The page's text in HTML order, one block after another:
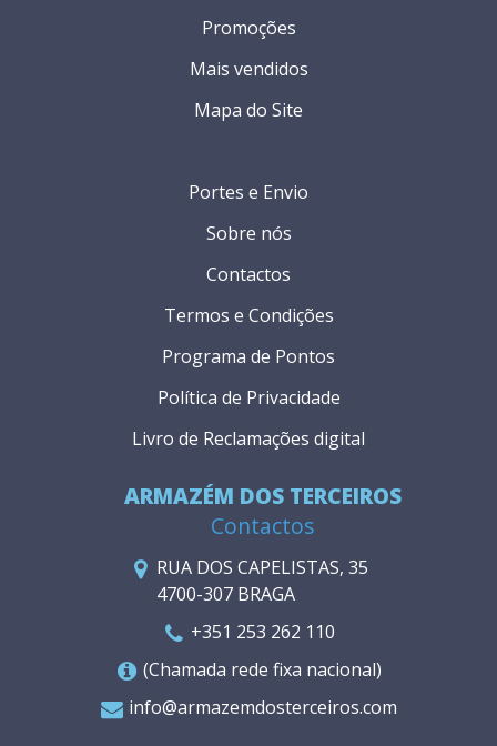
ARMAZÉM DOS TERCEIROS
Contactos
RUA DOS CAPELISTAS, 35
4700-307 BRAGA
+351 253 262 110
(Chamada rede fixa nacional)
info@armazemdosterceiros.com
Portes e Envio
Sobre nós
Contactos
Termos e Condições
Programa de Pontos
Política de Privacidade
Livro de Reclamações digital
Promoções
Mais vendidos
Mapa do Site